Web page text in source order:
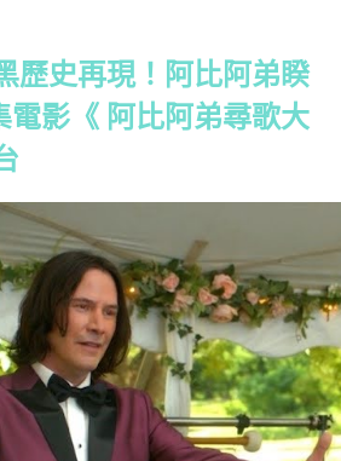
歷史再現！阿比阿弟睽
電影《 阿比阿弟尋歌大